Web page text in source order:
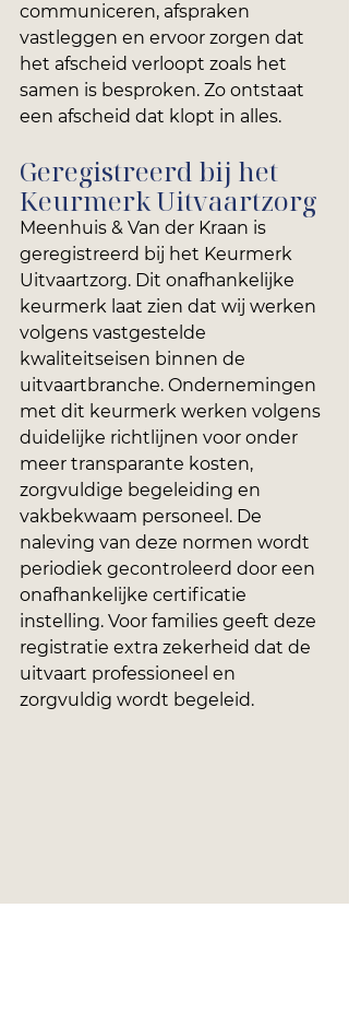
communiceren, afspraken
vastleggen en ervoor zorgen dat
het afscheid verloopt zoals het
samen is besproken. Zo ontstaat
een afscheid dat klopt in alles.
Geregistreerd bij het
Keurmerk Uitvaartzorg
Meenhuis & Van der Kraan is
geregistreerd bij het Keurmerk
Uitvaartzorg. Dit onafhankelijke
keurmerk laat zien dat wij werken
volgens vastgestelde
kwaliteitseisen binnen de
uitvaartbranche. Ondernemingen
met dit keurmerk werken volgens
duidelijke richtlijnen voor onder
meer transparante kosten,
zorgvuldige begeleiding en
vakbekwaam personeel. De
naleving van deze normen wordt
periodiek gecontroleerd door een
onafhankelijke certificatie
instelling. Voor families geeft deze
registratie extra zekerheid dat de
uitvaart professioneel en
zorgvuldig wordt begeleid.